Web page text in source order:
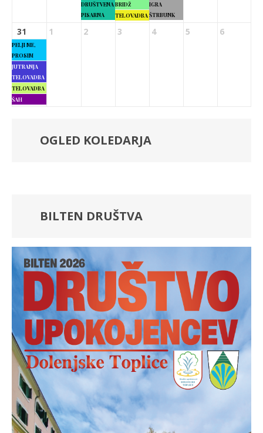
DRUŠTVENA
PISARNA
BRIDŽ
TELOVADBA
IGRA
ŠTRBUNK
31
PELJI ME,
PROSIM
JUTRANJA
TELOVADBA
TELOVADBA
ŠAH
1 2 3 4 5 6
OGLED KOLEDARJA
BILTEN DRUŠTVA